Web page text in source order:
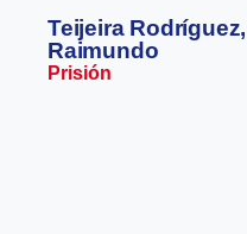
Teijeira Rodríguez,
Raimundo
Prisión